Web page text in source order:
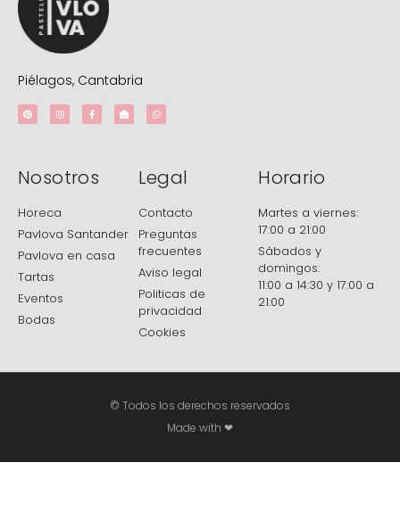
Piélagos, Cantabria
Nosotros
Horeca
Pavlova Santander
Pavlova en casa
Tartas
Eventos
Bodas
Legal
Contacto
Preguntas
frecuentes
Aviso legal
Politicas de
privacidad
Cookies
Horario
Martes a viernes:
17:00 a 21:00
Sábados y
domingos:
11:00 a 14:30 y 17:00 a
21:00
© Todos los derechos reservados
Made with ❤